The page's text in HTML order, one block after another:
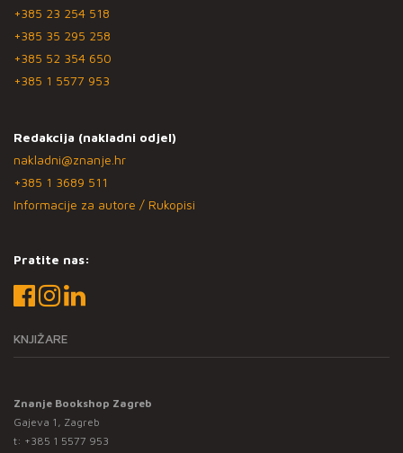
+385 23 254 518
+385 35 295 258
+385 52 354 650
+385 1 5577 953
Redakcija (nakladni odjel)
nakladni@znanje.hr
+385 1 3689 511
Informacije za autore / Rukopisi
Pratite nas:
KNJIŽARE
Znanje Bookshop Zagreb
Gajeva 1, Zagreb
t: +385 1 5577 953